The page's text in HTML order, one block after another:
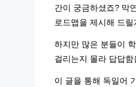
간이 궁금하셨죠? 막
로드맵을 제시해 드릴
하지만 많은 분들이
걸리는지 몰라 답답
이 글을 통해 독일어